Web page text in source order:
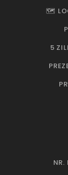
🗺️
5
NR.